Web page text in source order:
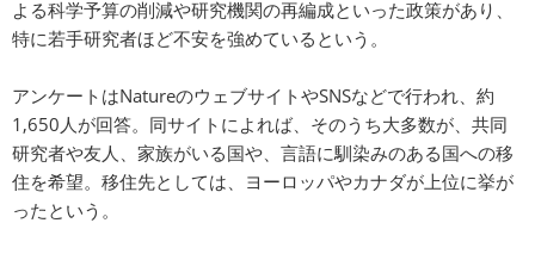
よる科学予算の削減や研究機関の再編成といった政策があり、
特に若手研究者ほど不安を強めているという。
アンケートはNatureのウェブサイトやSNSなどで行われ、約
1,650人が回答。同サイトによれば、そのうち大多数が、共同
研究者や友人、家族がいる国や、言語に馴染みのある国への移
住を希望。移住先としては、ヨーロッパやカナダが上位に挙が
ったという。